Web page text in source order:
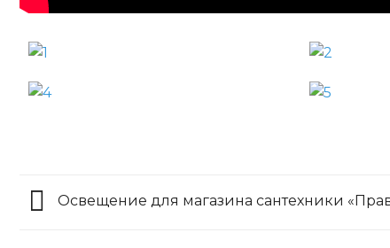
Освещение для магазина сантехники